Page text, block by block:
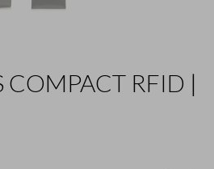
COMPACT RFID |